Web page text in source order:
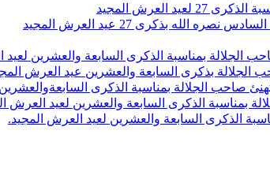
المجيد
بذكرى 27 عيد العرش المجيد
بمناسبة الذكرى السابعة والعشرين لعيد
الجلالة بذكرى السابعة والعشرين عيد العرش
صاحب الجلالة بمناسبة الذكرى
الذكرى السابعة والعشرين لعيد العرش
الذكرى السابعة والعشرين لعيد العرش المجيد.